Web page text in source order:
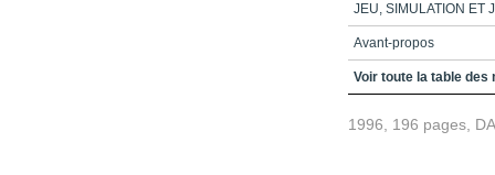
JEU, SIMULATION ET
Avant-propos
Table des matières
Voir toute la table des
1996, 196 pages,